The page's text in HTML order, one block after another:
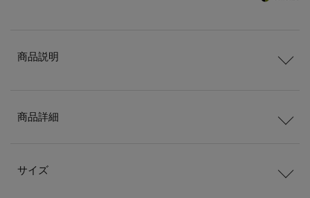
商品説明
商品詳細
サイズ